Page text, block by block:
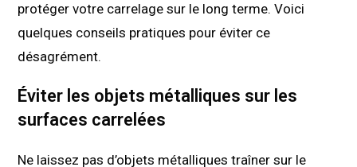
protéger votre carrelage sur le long terme. Voici
quelques conseils pratiques pour éviter ce
désagrément.
Éviter les objets métalliques sur les
surfaces carrelées
Ne laissez pas d’objets métalliques traîner sur le